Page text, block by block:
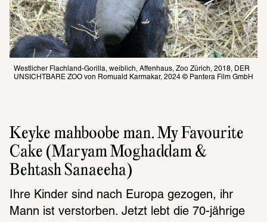
Westlicher Flachland-Gorilla, weiblich, Affenhaus, Zoo Zürich, 2018, DER
UNSICHTBARE ZOO von Romuald Karmakar, 2024 © Pantera Film GmbH
Keyke mahboobe man. My Favourite
Cake (Maryam Moghaddam &
Behtash Sanaeeha)
Ihre Kinder sind nach Europa gezogen, ihr
Mann ist verstorben. Jetzt lebt die 70-jährige